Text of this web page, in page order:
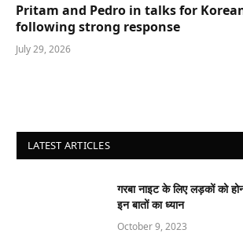
Pritam and Pedro in talks for
following strong response
July 29, 2026
LATEST ARTICLES
गरबा नाइट के लिए लड़कों को
इन बातों का ध्यान
October 9, 2023